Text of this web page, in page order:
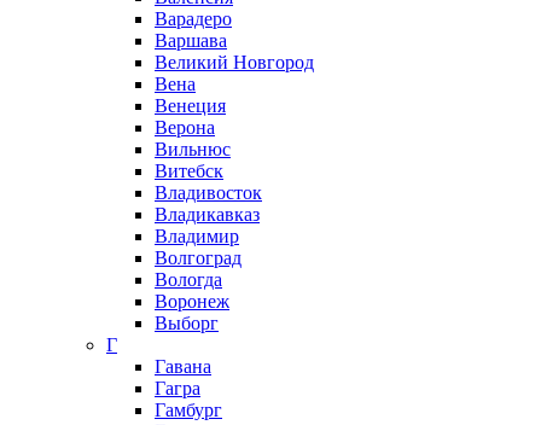
Варадеро
Варшава
Великий Новгород
Вена
Венеция
Верона
Вильнюс
Витебск
Владивосток
Владикавказ
Владимир
Волгоград
Вологда
Воронеж
Выборг
Г
Гавана
Гагра
Гамбург